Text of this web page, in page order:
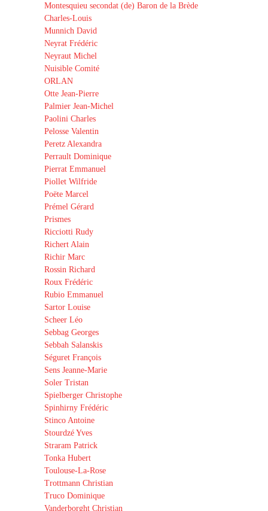
Montesquieu secondat (de) Baron de la Brède
Charles-Louis
Munnich David
Neyrat Frédéric
Neyraut Michel
Nuisible Comité
ORLAN
Otte Jean-Pierre
Palmier Jean-Michel
Paolini Charles
Pelosse Valentin
Peretz Alexandra
Perrault Dominique
Pierrat Emmanuel
Piollet Wilfride
Poëte Marcel
Prémel Gérard
Prismes
Ricciotti Rudy
Richert Alain
Richir Marc
Rossin Richard
Roux Frédéric
Rubio Emmanuel
Sartor Louise
Scheer Léo
Sebbag Georges
Sebbah Salanskis
Séguret François
Sens Jeanne-Marie
Soler Tristan
Spielberger Christophe
Spinhirny Frédéric
Stinco Antoine
Stourdzé Yves
Straram Patrick
Tonka Hubert
Toulouse-La-Rose
Trottmann Christian
Truco Dominique
Vanderborght Christian